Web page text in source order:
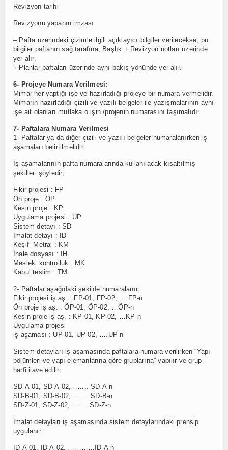
Revizyon tarihi
Revizyonu yapanın imzası
– Pafta üzerindeki çizimle ilgili açıklayıcı bilgiler verilecekse, bu
bilgiler paftanın sağ tarafına, Başlık + Revizyon notları üzerinde
yer alır.
– Planlar paftaları üzerinde aynı bakış yönünde yer alır.
6- Projeye Numara Verilmesi:
Mimar her yaptığı işe ve hazırladığı projeye bir numara vermelidir.
Mimarın hazırladığı çizili ve yazılı belgeler ile yazışmalarının aynı
işe ait olanları mutlaka o işin /projenin numarasını taşımalıdır.
7- Paftalara Numara Verilmesi
1- Paftalar ya da diğer çizili ve yazılı belgeler numaralanırken iş
aşamaları belirtilmelidir.
İş aşamalarının pafta numaralarında kullanılacak kısaltılmış
şekilleri şöyledir;
Fikir projesi : FP
Ön proje : ÖP
Kesin proje : KP
Uygulama projesi : UP
Sistem detayı : SD
İmalat detayı : ID
Keşif- Metraj : KM
İhale dosyası : IH
Mesleki kontrollük : MK
Kabul teslim : TM
2- Paftalar aşağıdaki şekilde numaralanır :
Fikir projesi iş aş. : FP-01, FP-02, ….FP-n
Ön proje iş aş. : ÖP-01, ÖP-02, …ÖP-n
Kesin proje iş aş. : KP-01, KP-02, …KP-n
Uygulama projesi
iş aşaması : UP-01, UP-02, ….UP-n
Sistem detayları iş aşamasında paftalara numara verilirken “Yapı
bölümleri ve yapı elemanlarına göre gruplarına” yapılır ve grup
harfi ilave edilir.
SD-A-01, SD-A-02,…….. SD-A-n
SD-B-01, SD-B-02, ……..SD-B-n
SD-Z-01, SD-Z-02, ……..SD-Z-n
İmalat detayları iş aşamasında sistem detaylarındaki prensip
uygulanır.
ID-A-01, ID-A-02, …………ID-A-n